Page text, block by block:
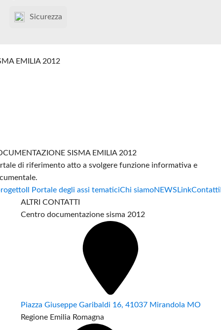
Sicurezza
EMILIA 2012
SISMA EMILIA 2012
di riferimento atto a svolgere funzione informativa e
Il Portale degli assi tematiciChi siamoNEWS LinkContatti
ALTRI CONTATTI
Centro documentazione sisma 2012
Piazza Giuseppe Garibaldi 16, 41037 Mirandola MO
Regione Emilia Romagna